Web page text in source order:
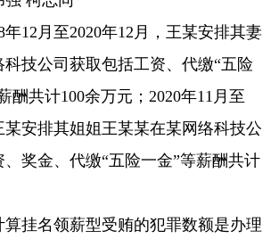
12月至2020年12月，王某安排其妻
技公司获取包括工资、代缴“五险
酬共计100余万元；2020年11月至
某安排其姐姐王某某在某网络科技公
奖金、代缴“五险一金”等薪酬共计
名领薪型受贿的犯罪数额是办理